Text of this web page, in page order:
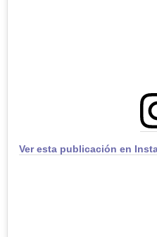
Ver esta publicación en